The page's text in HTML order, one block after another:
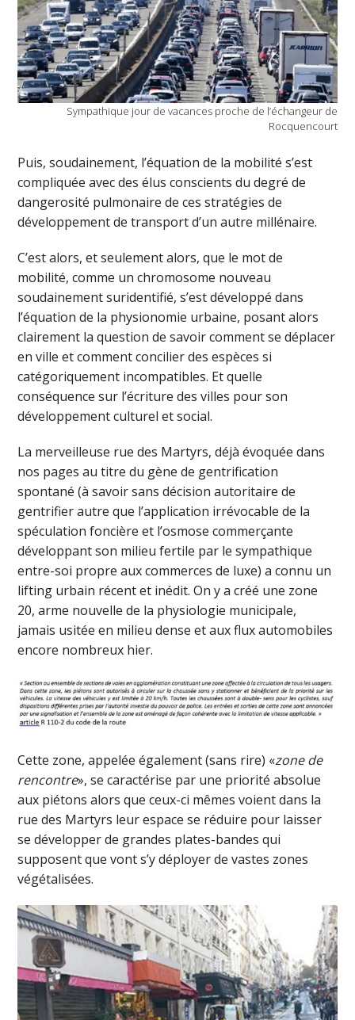
Sympathique jour de vacances proche de l’échangeur de
Rocquencourt
Puis, soudainement, l’équation de la mobilité s’est
compliquée avec des élus conscients du degré de
dangerosité pulmonaire de ces stratégies de
développement de transport d’un autre millénaire.
C’est alors, et seulement alors, que le mot de
mobilité, comme un chromosome nouveau
soudainement suridentifié, s’est développé dans
l’équation de la physionomie urbaine, posant alors
clairement la question de savoir comment se déplacer
en ville et comment concilier des espèces si
catégoriquement incompatibles. Et quelle
conséquence sur l’écriture des villes pour son
développement culturel et social.
La merveilleuse rue des Martyrs, déjà évoquée dans
nos pages au titre du gène de gentrification
spontané (à savoir sans décision autoritaire de
gentrifier autre que l’application irrévocable de la
spéculation foncière et l’osmose commerçante
développant son milieu fertile par le sympathique
entre-soi propre aux commerces de luxe) a connu un
lifting urbain récent et inédit. On y a créé une zone
20, arme nouvelle de la physiologie municipale,
jamais usitée en milieu dense et aux flux automobiles
encore nombreux hier.
Cette zone, appelée également (sans rire) «zone de
rencontre», se caractérise par une priorité absolue
aux piétons alors que ceux-ci mêmes voient dans la
rue des Martyrs leur espace se réduire pour laisser
se développer de grandes plates-bandes qui
supposent que vont s’y déployer de vastes zones
végétalisées.